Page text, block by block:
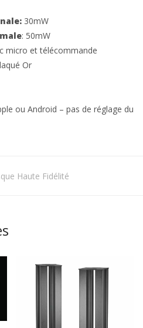
30mW
: 50mW
micro et télécommande
Or
ou Android – pas de réglage du
Haute Fidélité